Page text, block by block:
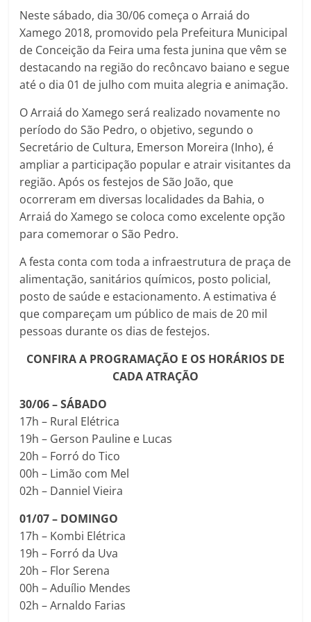
Neste sábado, dia 30/06 começa o Arraiá do
Xamego 2018, promovido pela Prefeitura Municipal
de Conceição da Feira uma festa junina que vêm se
destacando na região do recôncavo baiano e segue
até o dia 01 de julho com muita alegria e animação.
O Arraiá do Xamego será realizado novamente no
período do São Pedro, o objetivo, segundo o
Secretário de Cultura, Emerson Moreira (Inho), é
ampliar a participação popular e atrair visitantes da
região. Após os festejos de São João, que
ocorreram em diversas localidades da Bahia, o
Arraiá do Xamego se coloca como excelente opção
para comemorar o São Pedro.
A festa conta com toda a infraestrutura de praça de
alimentação, sanitários químicos, posto policial,
posto de saúde e estacionamento. A estimativa é
que compareçam um público de mais de 20 mil
pessoas durante os dias de festejos.
CONFIRA A PROGRAMAÇÃO E OS HORÁRIOS DE
CADA ATRAÇÃO
30/06 – SÁBADO
17h – Rural Elétrica
19h – Gerson Pauline e Lucas
20h – Forró do Tico
00h – Limão com Mel
02h – Danniel Vieira
01/07 – DOMINGO
17h – Kombi Elétrica
19h – Forró da Uva
20h – Flor Serena
00h – Aduílio Mendes
02h – Arnaldo Farias